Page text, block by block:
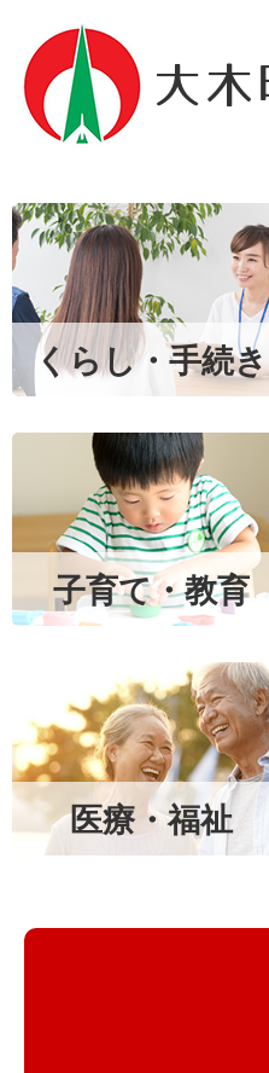
くらし・手続き
子育て・教育
医療・福祉